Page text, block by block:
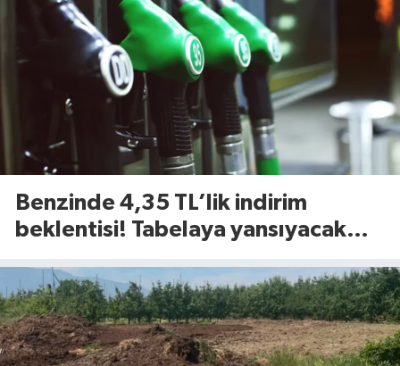
Benzinde 4,35 TL’lik indirim
beklentisi! Tabelaya yansıyacak